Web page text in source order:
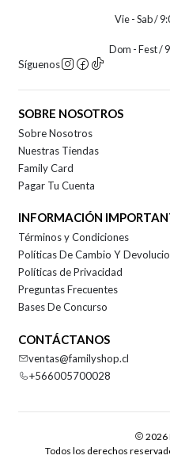
Vie - Sab /
Dom - Fest /
Síguenos
SOBRE NOSOTROS
Sobre Nosotros
Nuestras Tiendas
Family Card
Pagar Tu Cuenta
INFORMACIÓN
Términos y Condiciones
Políticas De Cambio Y
Políticas de Privacidad
Preguntas Frecuentes
Bases De Concurso
CONTÁCTANOS
ventas@familyshop.cl
+566005700028
2026
Todos los derechos